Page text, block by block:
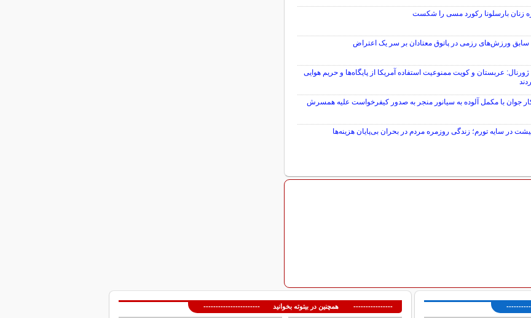
زنان بارسلونا رکورد مسی را شکست
سابق ورزش‌های رزمی در پاتوق معتادان بر سر یک اعتراض
عربستان و کویت ممنوعیت استفاده آمریکا از پایگاه‌ها و حریم هوایی
جوان با مکمل آلوده به سیانور منجر به صدور کیفرخواست علیه همسرش
در سایه تورم؛ زندگی روزمره مردم در بحران بی‌پایان هزینه‌ها
---------------- همچنین در بیتوته بخوانید -----------------------